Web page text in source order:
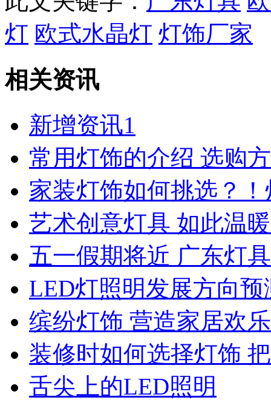
灯 欧式水晶灯 灯饰厂家
相关资讯
新增资讯1
常用灯饰的介绍 选购
家装灯饰如何挑选？
艺术创意灯具 如此温暖
五一假期将近 广东灯
LED灯照明发展方向预
缤纷灯饰 营造家居欢
装修时如何选择灯饰
舌尖上的LED照明